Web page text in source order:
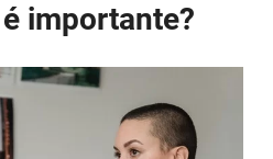
importante?